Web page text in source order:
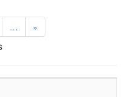
… »